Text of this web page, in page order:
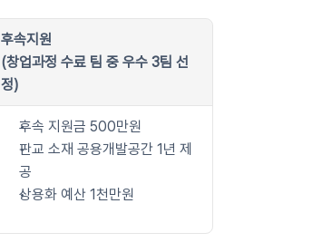
후속지원
(창업과정 수료 팀 중 우수 3팀 선
정)
후속 지원금 500만원
판교 소재 공용개발공간 1년 제
공
상용화 예산 1천만원